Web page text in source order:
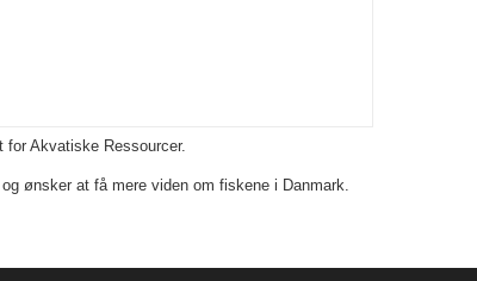
for Akvatiske Ressourcer.
ønsker at få mere viden om fiskene i Danmark.